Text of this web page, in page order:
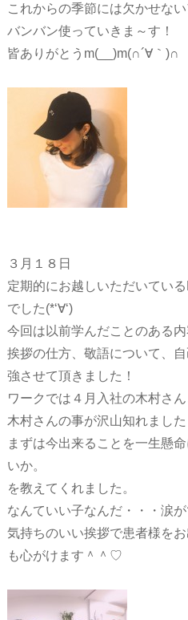
これからの季節には欠かせない
バンバン使っていきま～す！
皆ありがとうm(__)m(∩´∀｀)∩
３月１８日
定期的にお越しいただいてい
でした(*‘∀‘)
今回は以前学んだことのある内
挨拶の仕方、敬語について、
強させて頂きました！
ワークでは４月入社の木村さ
木村さんの事が沢山知れました
まずは今出来ることを一生懸
いか。
を教えてくれました。
なんていい子なんだ・・・涙
気持ちのいい挨拶で患者様を
も心がけます＾＾♡